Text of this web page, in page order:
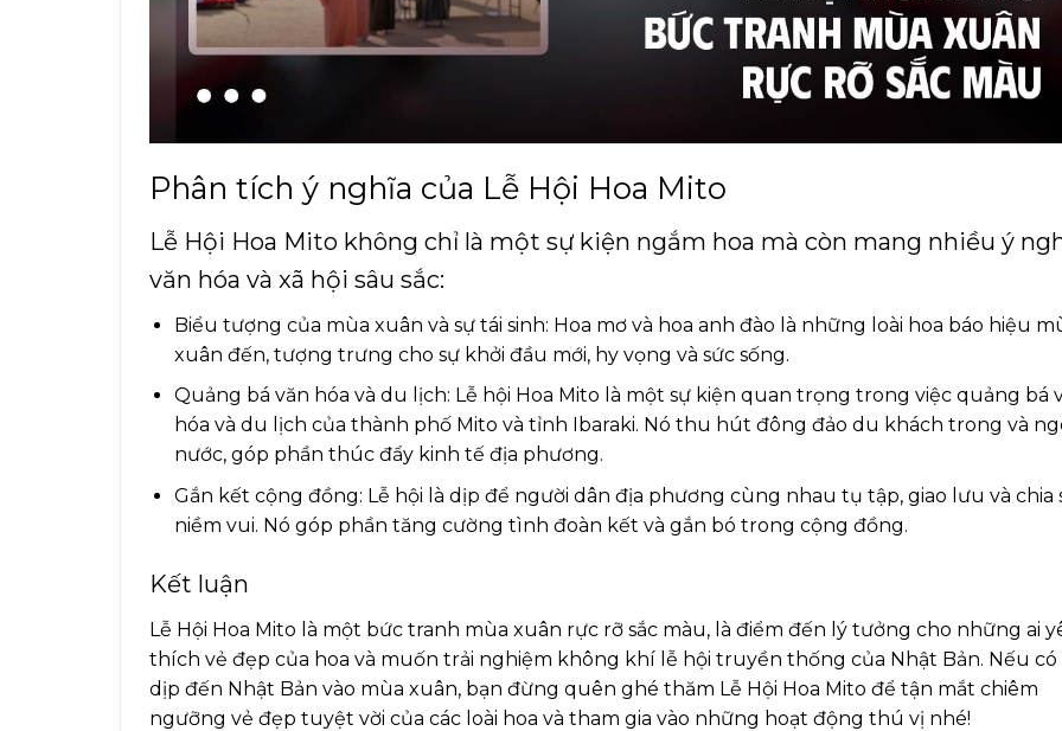
Phân tích ý nghĩa của Lễ Hội Hoa Mito
Lễ Hội Hoa Mito không chỉ là một sự kiện ngắm hoa mà còn mang nhiều ý
văn hóa và xã hội sâu sắc:
Biểu tượng của mùa xuân và sự tái sinh: Hoa mơ và hoa anh đào là những loài hoa báo hiệu
xuân đến, tượng trưng cho sự khởi đầu mới, hy vọng và sức sống.
Quảng bá văn hóa và du lịch: Lễ hội Hoa Mito là một sự kiện quan trọng trong việc quảng bá
hóa và du lịch của thành phố Mito và tỉnh Ibaraki. Nó thu hút đông đảo du khách trong và
nước, góp phần thúc đẩy kinh tế địa phương.
Gắn kết cộng đồng: Lễ hội là dịp để người dân địa phương cùng nhau tụ tập, giao lưu và chia
niềm vui. Nó góp phần tăng cường tình đoàn kết và gắn bó trong cộng đồng.
Kết luận
Lễ Hội Hoa Mito là một bức tranh mùa xuân rực rỡ sắc màu, là điểm đến lý tưởng cho những ai
thích vẻ đẹp của hoa và muốn trải nghiệm không khí lễ hội truyền thống của Nhật Bản. Nếu có
dịp đến Nhật Bản vào mùa xuân, bạn đừng quên ghé thăm Lễ Hội Hoa Mito để tận mắt chiêm
ngưỡng vẻ đẹp tuyệt vời của các loài hoa và tham gia vào những hoạt động thú vị nhé!